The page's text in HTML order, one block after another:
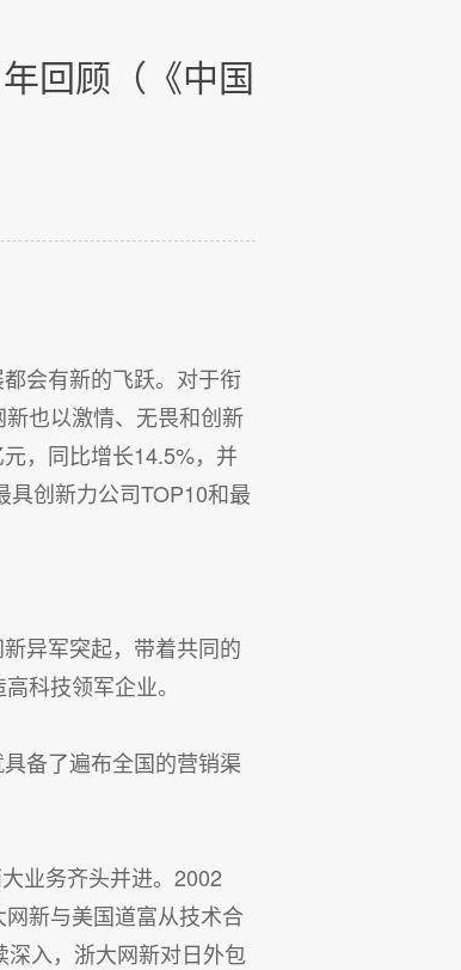
回顾（《中国
会有新的飞跃。对于衔
也以激情、无畏和创新
，同比增长14.5%，并
创新力公司TOP10和最
异军突起，带着共同的
科技领军企业。
备了遍布全国的营销渠
业务齐头并进。2002
新与美国道富从技术合
入，浙大网新对日外包